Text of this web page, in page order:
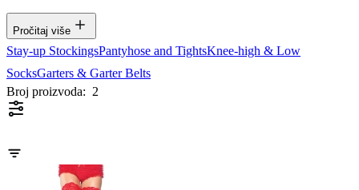
Pročitaj više
Stay-up StockingsPantyhose and TightsKnee-high & Low
SocksGarters & Garter Belts
Broj proizvoda: 2